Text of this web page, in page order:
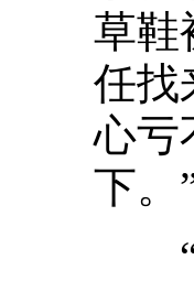
草鞋
任找
心亏
下。
“